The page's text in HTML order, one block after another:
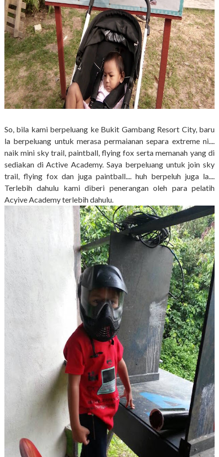
So, bila kami berpeluang ke Bukit Gambang Resort City, baru
la berpeluang untuk merasa permaianan separa extreme ni....
naik mini sky trail, paintball, flying fox serta memanah yang di
sediakan di Active Academy. Saya berpeluang untuk join sky
trail, flying fox dan juga paintball.... huh berpeluh juga la....
Terlebih dahulu kami diberi penerangan oleh para pelatih
Acyive Academy terlebih dahulu.